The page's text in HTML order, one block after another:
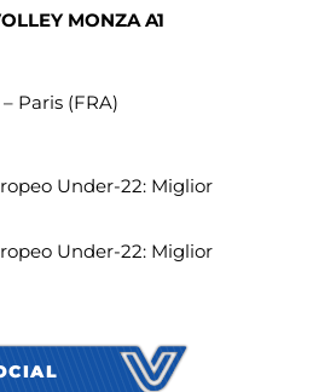
MONZA A1
Paris (FRA)
Under-22: Miglior
Under-22: Miglior